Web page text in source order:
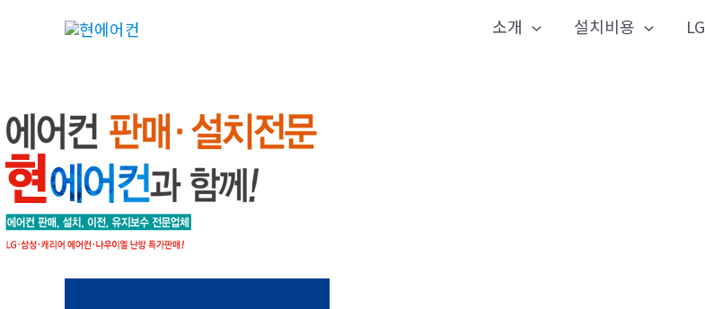
건
너
뛰
기
소개 설치비용 LG